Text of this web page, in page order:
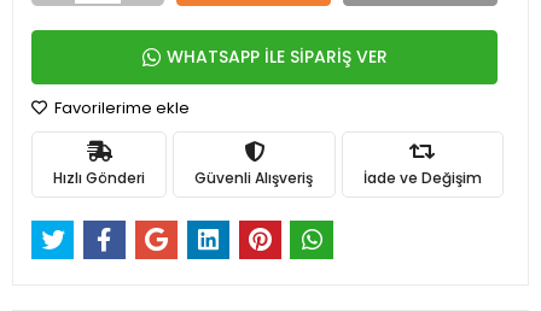
WHATSAPP İLE SİPARİŞ VER
Favorilerime ekle
Hızlı Gönderi Güvenli Alışveriş İade ve Değişim